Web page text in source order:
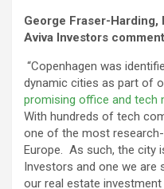
George Fraser-Harding,
Aviva Investors
“Copenhagen was
dynamic cities as part of
promising office and tech
With hundreds of tech
one of the most
Europe. As such, the city
Investors and one we
our real estate